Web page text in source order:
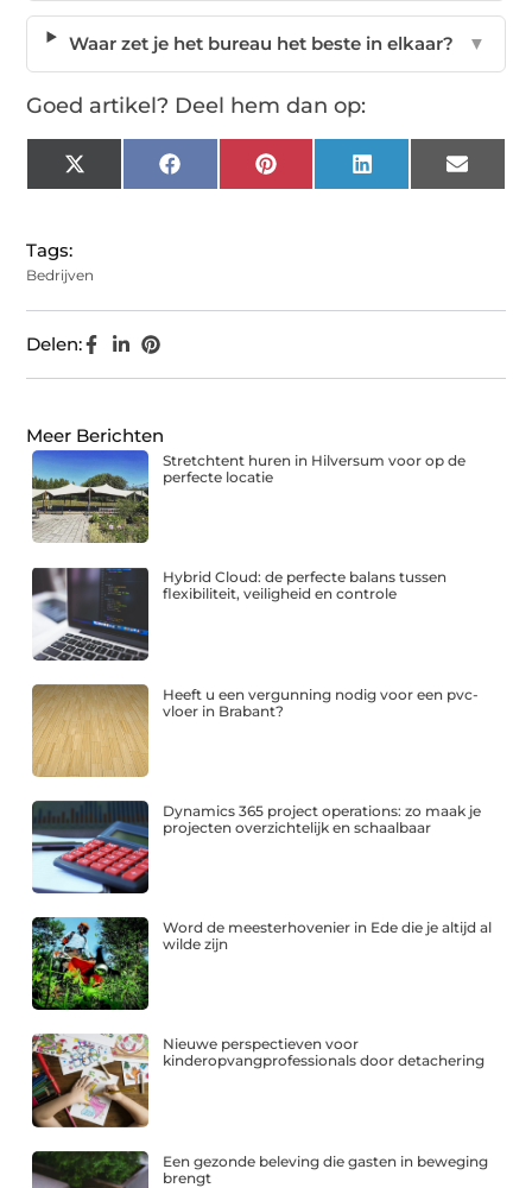
Waar zet je het bureau het beste in elkaar? ▼
Goed artikel? Deel hem dan op:
X
(Twitter)
Facebook Pinterest LinkedIn Email
Tags:
Bedrijven
Delen:
Meer Berichten
Stretchtent huren in Hilversum voor op de
perfecte locatie
Hybrid Cloud: de perfecte balans tussen
flexibiliteit, veiligheid en controle
Heeft u een vergunning nodig voor een pvc-
vloer in Brabant?
Dynamics 365 project operations: zo maak je
projecten overzichtelijk en schaalbaar
Word de meesterhovenier in Ede die je altijd al
wilde zijn
Nieuwe perspectieven voor
kinderopvangprofessionals door detachering
Een gezonde beleving die gasten in beweging
brengt